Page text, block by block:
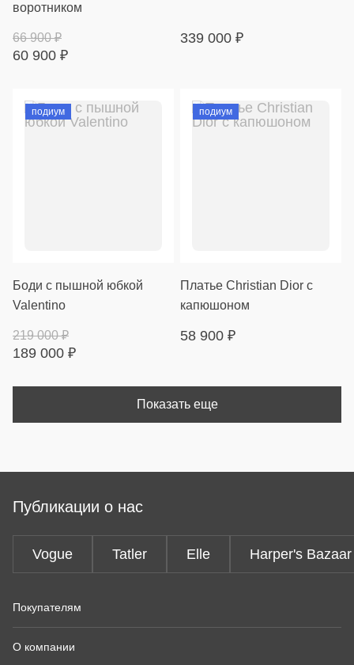
воротником
60 900 ₽
66 900₽ 339 000 ₽
подиум
Боди с пышной юбкой
Valentino
189 000 ₽
219 000₽
подиум
Платье Christian Dior с
капюшоном
58 900 ₽
Показать еще
Публикации о нас
Vogue Tatler Elle Harper's Bazaar
Покупателям
О компании